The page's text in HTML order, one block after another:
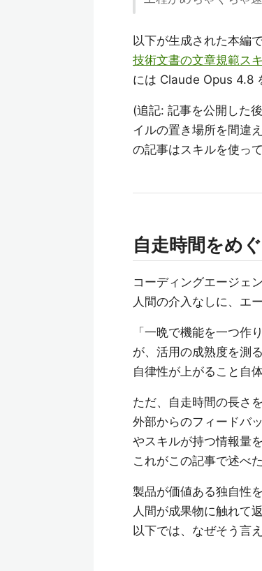
以下が生成された本編
技術文書の文章規範ス
には Claude Opus 4.8
(追記: 記事を公開した
イルの置き場所を間違
の記事はスキルを使っ
自走時間をめ
コーディングエージェ
人間の介入なしに、エ
「一晩で機能を一つ作
が、活用の成熟度を測
自律性が上がること自
ただ、自走時間の長さ
外部からのフィードバ
やスキルが持つ情報量
これがこの記事で述べ
製品が価値ある独自性
人間が成果物に触れて
以下では、なぜそう言